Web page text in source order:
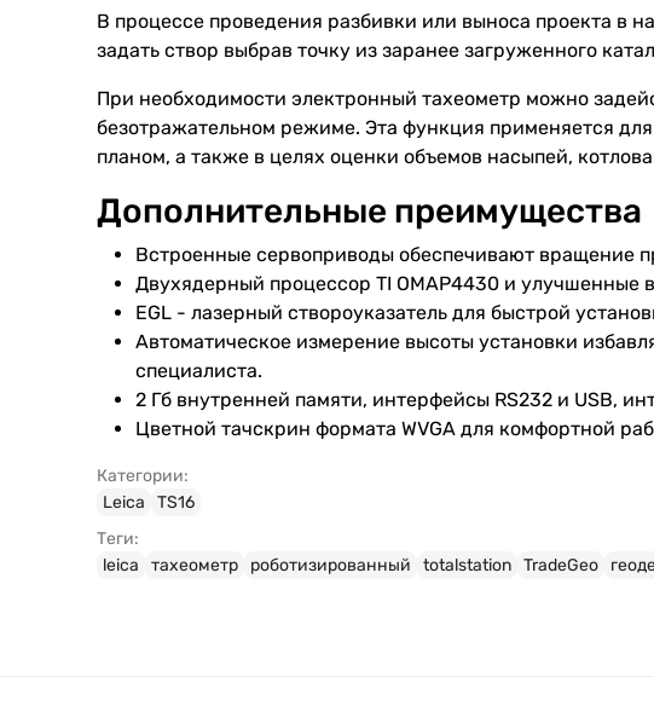
В процессе проведения разбивки или выноса проекта в
задать створ выбрав точку из заранее загруженного
При необходимости электронный тахеометр можно
безотражательном режиме. Эта функция применяется
планом, а также в целях оценки объемов насыпей,
Дополнительные преимущества
Встроенные сервоприводы обеспечивают вращение
Двухядерный процессор TI OMAP4430 и улучшенные
EGL - лазерный створоуказатель для быстрой
Автоматическое измерение высоты установки
специалиста.
2 Гб внутренней памяти, интерфейсы RS232 и USB,
Цветной тачскрин формата WVGA для комфортной
Категории:
Leica
TS16
Теги:
leica
тахеометр роботизированный totalstation TradeGeo